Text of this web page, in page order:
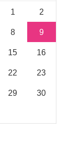
1 2
8 9
15 16
22 23
29 30